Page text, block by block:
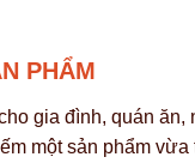
PHẨM
gia đình, quán
một sản phẩm